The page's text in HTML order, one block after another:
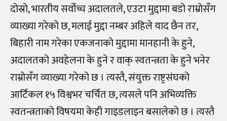
दोस्रो, भारतीय सर्वोच्च अदालतले, एउटा मुद्दामा बडो राम्रोसँग
व्याख्या गरेको छ, मलाई मुद्दा नम्बर अहिले याद छैन तर,
बिहारी नाम गरेका एकजनाको मुद्दामा मानहानी के हुने,
अदालतको अवहेलना के हुने र वाक् स्वतन्त्रता के हुने भनेर
राम्रोसँग व्याख्या गरेको छ । त्यस्तै, संयुक्त राष्ट्रसंघको
आर्टिकल १५ विश्वभर चर्चित छ, त्यसले पनि अभिव्यक्ति
स्वतन्त्रताको विषयमा केही गाइडलाइन बसालेको छ । त्यस्तै